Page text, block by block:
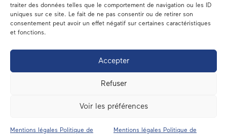
traiter des données telles que le comportement de navigation ou les ID
uniques sur ce site. Le fait de ne pas consentir ou de retirer son
consentement peut avoir un effet négatif sur certaines caractéristiques
et fonctions.
Accepter
Refuser
Voir les préférences
Mentions légales Politique de Mentions légales Politique de
Votre député
Dans les médias
En circonscription
A l’assemblée
Contact